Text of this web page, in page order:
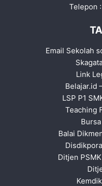
Telepon
Email Sekolah
Link
Belajar.id
LSP P1
Teaching
Balai
Ditjen PSMK